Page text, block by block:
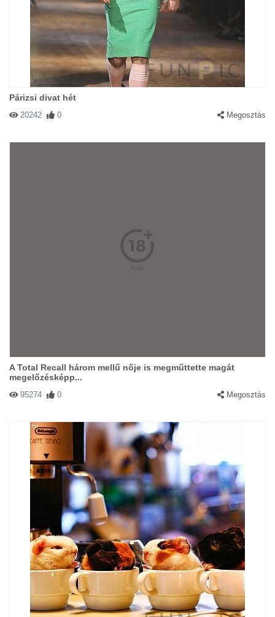
Párizsi divat hét
20242 0 Megosztás
A Total Recall három mellű nője is megműttette magát
megelőzésképp...
95274 0 Megosztás